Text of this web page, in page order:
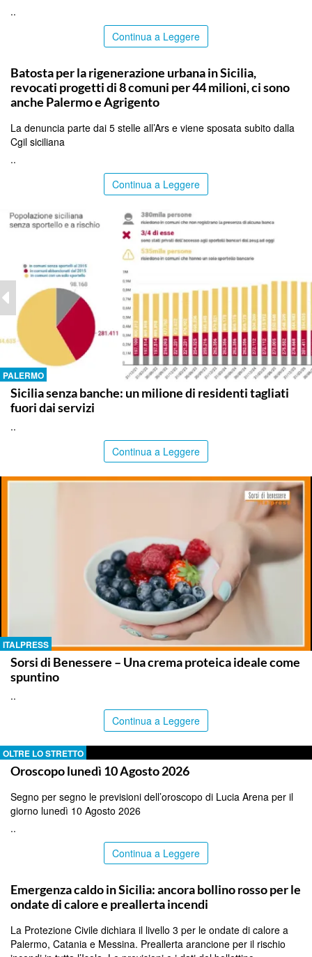
..
Continua a Leggere
Batosta per la rigenerazione urbana in Sicilia,
revocati progetti di 8 comuni per 44 milioni, ci sono
anche Palermo e Agrigento
La denuncia parte dai 5 stelle all’Ars e viene sposata subito dalla
Cgil siciliana
..
Continua a Leggere
PALERMO
Sicilia senza banche: un milione di residenti tagliati
fuori dai servizi
..
Continua a Leggere
ITALPRESS
Sorsi di Benessere – Una crema proteica ideale come
spuntino
..
Continua a Leggere
OLTRE LO STRETTO
Oroscopo lunedì 10 Agosto 2026
Segno per segno le previsioni dell’oroscopo di Lucia Arena per il
giorno lunedì 10 Agosto 2026
..
Continua a Leggere
Emergenza caldo in Sicilia: ancora bollino rosso per le
ondate di calore e preallerta incendi
La Protezione Civile dichiara il livello 3 per le ondate di calore a
Palermo, Catania e Messina. Preallerta arancione per il rischio